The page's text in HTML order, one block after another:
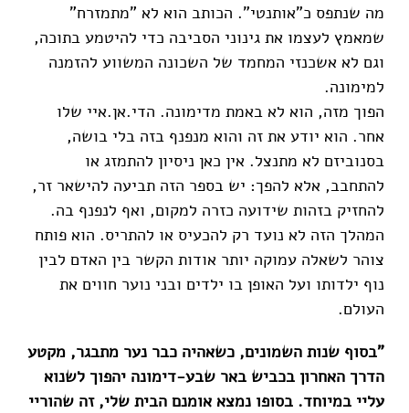
מה שנתפס כ"אותנטי". הכותב הוא לא "מתמזרח"
שמאמץ לעצמו את גינוני הסביבה כדי להיטמע בתוכה,
וגם לא אשכנזי המחמד של השכונה המשווע להזמנה
למימונה.
הפוך מזה, הוא לא באמת מדימונה. הדי.אן.איי שלו
אחר. הוא יודע את זה והוא מנפנף בזה בלי בושה,
בסנוביזם לא מתנצל. אין כאן ניסיון להתמזג או
להתחבב, אלא להפך: יש בספר הזה תביעה להישאר זר,
להחזיק בזהות שידועה כזרה למקום, ואף לנפנף בה.
המהלך הזה לא נועד רק להכעיס או להתריס. הוא פותח
צוהר לשאלה עמוקה יותר אודות הקשר בין האדם לבין
נוף ילדותו ועל האופן בו ילדים ובני נוער חווים את
העולם.
"בסוף שנות השמונים, כשאהיה כבר נער מתבגר, מקטע
הדרך האחרון בכביש באר שבע-דימונה יהפוך לשנוא
עליי במיוחד. בסופו נמצא אומנם הבית שלי, זה שהוריי